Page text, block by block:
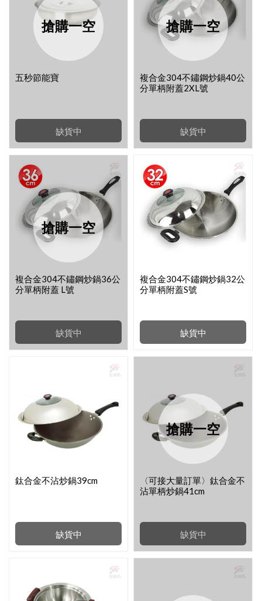
搶購一空
缺貨中
五秒節能寶
搶購一空
缺貨中
複合金304不鏽鋼炒鍋40公
分單柄附蓋2XL號
搶購一空
缺貨中
複合金304不鏽鋼炒鍋36公
分單柄附蓋 L號
缺貨中
複合金304不鏽鋼炒鍋32公
分單柄附蓋S號
缺貨中
鈦合金不沾炒鍋39cm
搶購一空
缺貨中
〈可接大量訂單〉鈦合金不
沾單柄炒鍋41cm